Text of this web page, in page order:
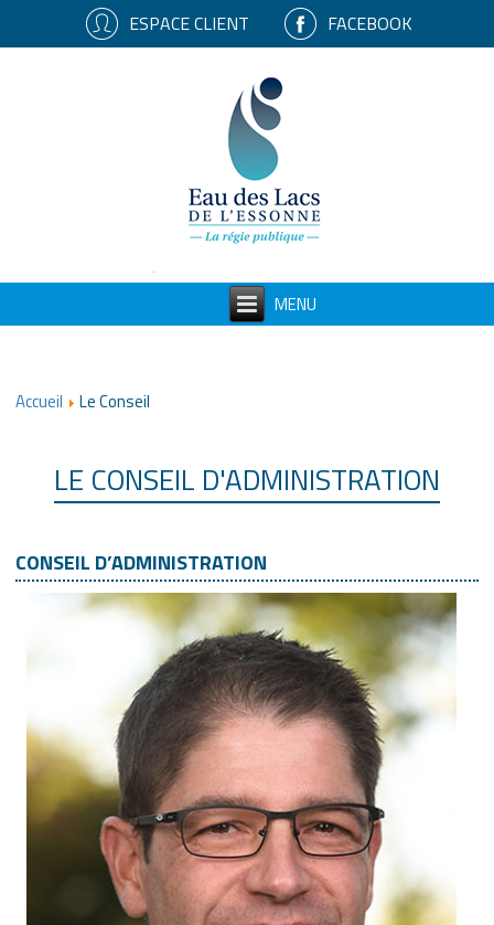
ESPACE CLIENT FACEBOOK
Accueil Le Conseil
LE CONSEIL D'ADMINISTRATION
CONSEIL D’ADMINISTRATION